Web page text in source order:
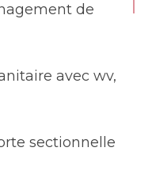
de
avec wv,
sectionnelle